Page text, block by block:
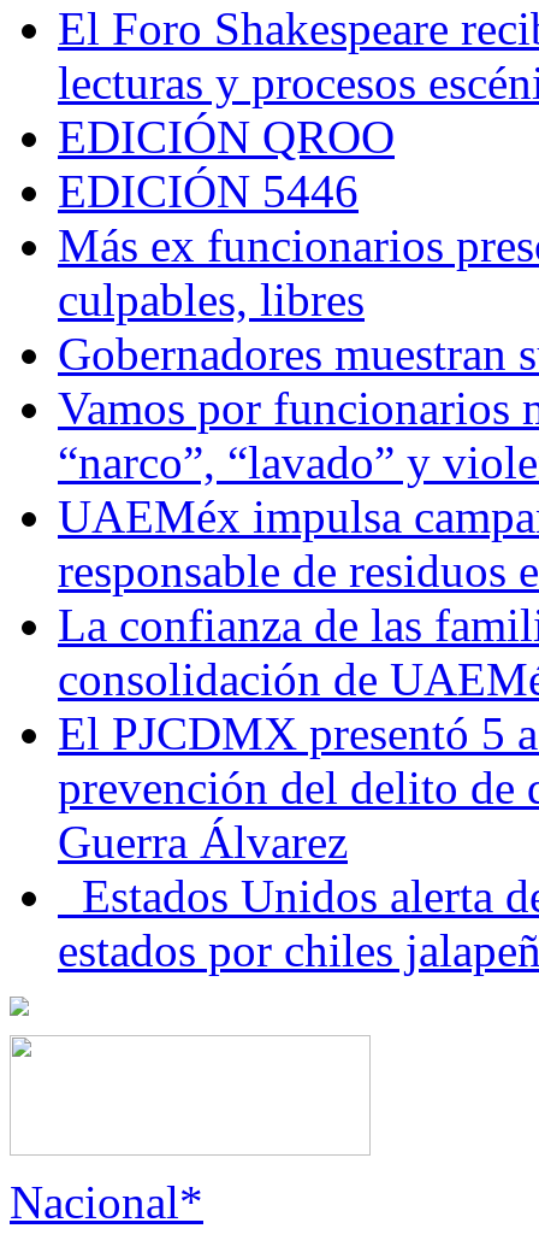
El Foro Shakespeare
lecturas y procesos
EDICIÓN QROO
EDICIÓN 5446
Más ex funcionarios
culpables, libres
Gobernadores muestran
Vamos por funcionarios
“narco”, “lavado” y
UAEMéx impulsa
responsable de residuos
La confianza de las
consolidación de
El PJCDMX presentó 5
prevención del delito de
Guerra Álvarez
Estados Unidos alerta
estados por chiles
Nacional*